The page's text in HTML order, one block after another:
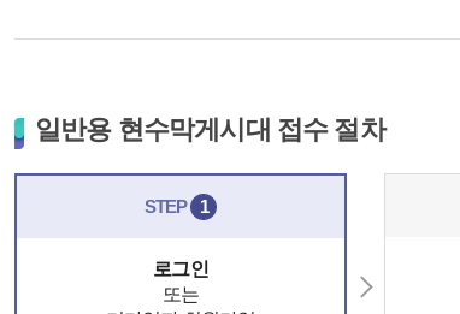
일반용 현수막게시대 접수 절차
STEP 1
로그인
또는